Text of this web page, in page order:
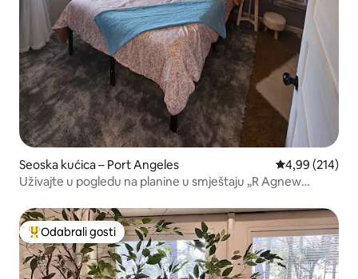
Seoska kućica – Port Angeles Prosječna
4,99 (214)
Uživajte u pogledu na planine u smještaju „R Agnew
Među najviše rangiranima s oznakom „Odabrali gosti”
Odabrali gosti